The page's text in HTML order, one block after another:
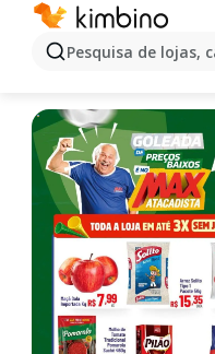
Pesquisa de lojas,